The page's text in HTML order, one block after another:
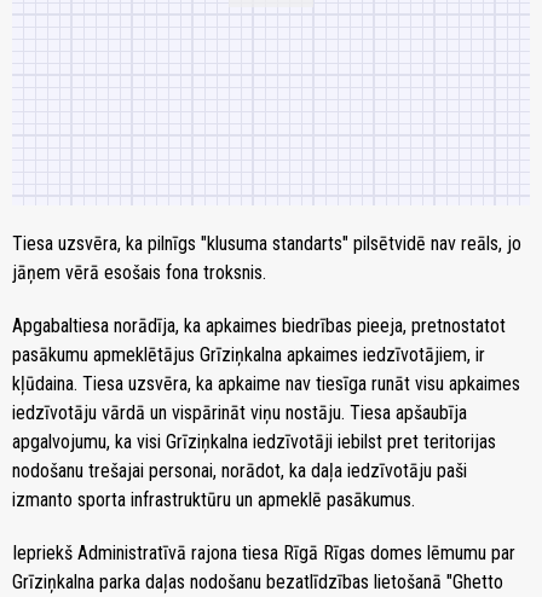
Tiesa uzsvēra, ka pilnīgs "klusuma standarts" pilsētvidē nav reāls, jo
jāņem vērā esošais fona troksnis.
Apgabaltiesa norādīja, ka apkaimes biedrības pieeja, pretnostatot
pasākumu apmeklētājus Grīziņkalna apkaimes iedzīvotājiem, ir
kļūdaina. Tiesa uzsvēra, ka apkaime nav tiesīga runāt visu apkaimes
iedzīvotāju vārdā un vispārināt viņu nostāju. Tiesa apšaubīja
apgalvojumu, ka visi Grīziņkalna iedzīvotāji iebilst pret teritorijas
nodošanu trešajai personai, norādot, ka daļa iedzīvotāju paši
izmanto sporta infrastruktūru un apmeklē pasākumus.
Iepriekš Administratīvā rajona tiesa Rīgā Rīgas domes lēmumu par
Grīziņkalna parka daļas nodošanu bezatlīdzības lietošanā "Ghetto